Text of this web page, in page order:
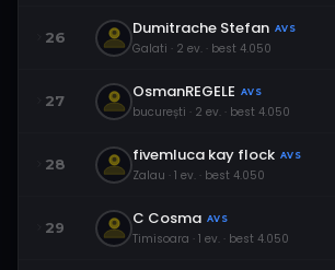
26 Dumitrache Stefan AVS
Galati · 2 ev. · best 4.050
27 OsmanREGELE AVS
bucurești · 2 ev. · best 4.050
28 fivemluca kay flock AVS
Zalau · 1 ev. · best 4.050
29 C Cosma AVS
Timisoara · 1 ev. · best 4.050